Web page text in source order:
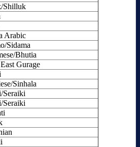
Shilluk
Arabic
Sidama
Bhutia
Gurage
Sinhala
Seraiki
Seraiki